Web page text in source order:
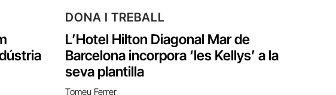
DONA I TREBALL
L’Hotel Hilton Diagonal Mar de
Barcelona incorpora ‘les Kellys’ a la
seva plantilla
Tomeu Ferrer